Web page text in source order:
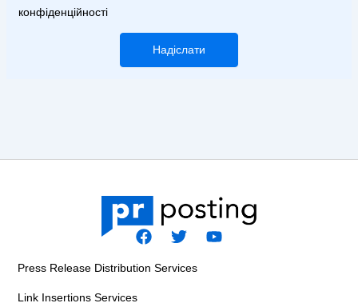
конфіденційності
Надіслати
F
c
T
w
i
Y
Press Release Distribution Services
Link Insertions Services